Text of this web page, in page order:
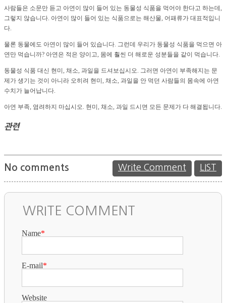
사람들은 소문만 듣고 아연이 많이 들어 있는 동물성 식품을 먹어야 한다고 하는데,
그렇지 않습니다. 아연이 많이 들어 있는 식품으로는 해산물, 어패류가 대표적입니
다.
물론 동물에도 아연이 많이 들어 있습니다. 그런데 우리가 동물성 식품을 먹으면 아
연만 먹습니까? 아연은 적은 양이고, 몸에 훨씬 더 해로운 성분들을 같이 먹습니다.
동물성 식품 대신 현미, 채소, 과일을 드셔보십시오. 그러면 아연이 부족해지는 문
제가 생기는 것이 아니라 오히려 현미, 채소, 과일을 안 먹던 사람들의 몸속에 아연
수치가 늘어납니다.
아연 부족, 염려하지 마십시오. 현미, 채소, 과일 드시면 모든 문제가 다 해결됩니다.
관련
No comments Write Comment LIST
WRITE COMMENT
Name*
E-mail*
Website